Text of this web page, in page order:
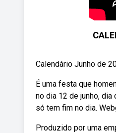
Calendário Junho de
É uma festa que
no dia 12 de junho,
só tem fim no dia.
Produzido por uma